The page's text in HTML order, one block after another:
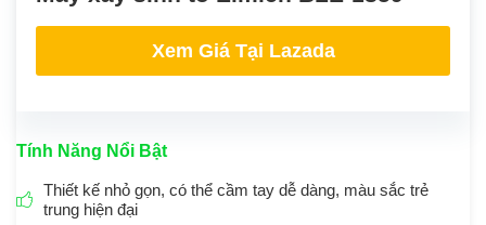
Xem Giá Tại Lazada
Tính Năng Nổi Bật
Thiết kế nhỏ gọn, có thể cầm tay dễ dàng, màu sắc trẻ
trung hiện đại